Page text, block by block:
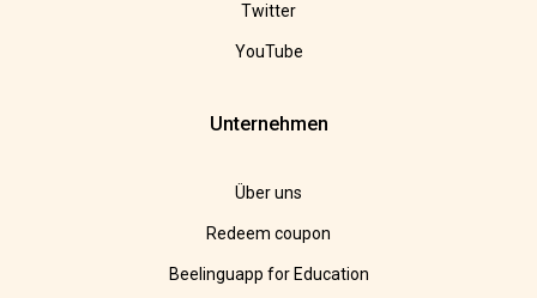
Twitter
YouTube
Unternehmen
Über uns
Redeem coupon
Beelinguapp for Education